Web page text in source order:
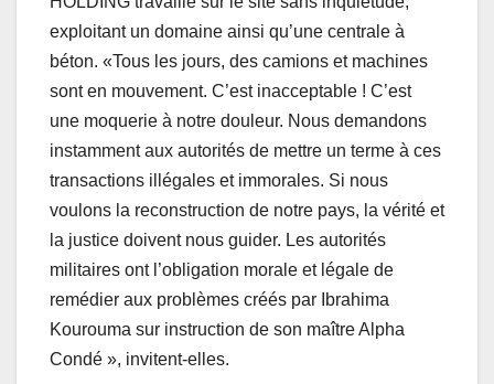
exploitant un domaine ainsi qu’une centrale à
béton. «Tous les jours, des camions et machines
sont en mouvement. C’est inacceptable ! C’est
une moquerie à notre douleur. Nous demandons
instamment aux autorités de mettre un terme à ces
transactions illégales et immorales. Si nous
voulons la reconstruction de notre pays, la vérité et
la justice doivent nous guider. Les autorités
militaires ont l’obligation morale et légale de
remédier aux problèmes créés par Ibrahima
Kourouma sur instruction de son maître Alpha
Condé », invitent-elles.